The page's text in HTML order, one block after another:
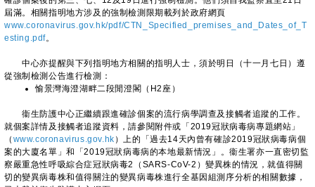
屆滿。相關指明地方涉及的強制檢測限期載列於政府網頁
www.coronavirus.gov.hk/pdf/CTN_Specified_premises_and_Dates_of_T
esting.pdf。
中心亦提醒與下列指明地方相關的指明人士，須於明日（十一月七日）遵
從強制檢測公告進行檢測：
愉景灣海澄湖畔二段閒澄閣（H2座）
衞生防護中心正繼續跟進確診個案的流行病學調查及接觸者追蹤的工作。
就個案詳情及接觸者追蹤資料，請參閱附件或「2019冠狀病毒病專題網站」
（ www.coronavirus.gov.hk ）上的「過去14天內曾有確診2019冠狀病毒病個
案的大廈名單」和「2019冠狀病毒病的本地最新情況」。衞生署亦一直密切監
察嚴重急性呼吸綜合症冠狀病毒2（SARS-CoV-2）變異株的情況，就值得關
切的變異病毒株和值得關注的變異病毒株進行全基因組測序分析的相關數據，